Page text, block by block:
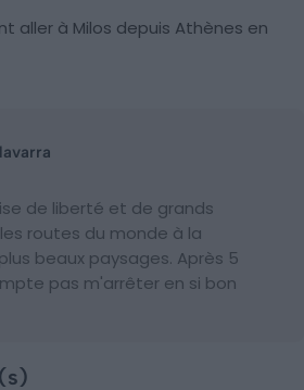
aller à Milos depuis Athènes en
de liberté et de grands
routes du monde à la
beaux paysages. Après 5
pas m'arrêter en si bon